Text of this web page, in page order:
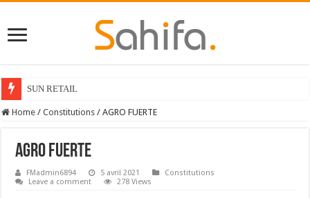
SUN RETAIL
Home / Constitutions / AGRO FUERTE
AGRO FUERTE
FMadmin6894 5 avril 2021
Constitutions
Leave a comment
278 Views